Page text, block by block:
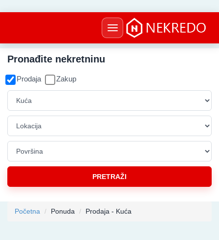
Toggle
navigation
Početna Ponuda Prodaja - Kuća
Pronađite nekretninu
Usluga
Prodaja Zakup
nekretnine
PRETRAŽI